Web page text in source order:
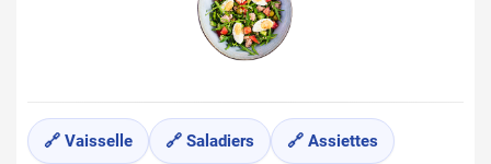
🔗 Vaisselle 🔗 Saladiers 🔗 Assiettes